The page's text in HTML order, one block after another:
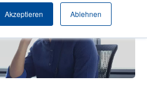
Akzeptieren Ablehnen